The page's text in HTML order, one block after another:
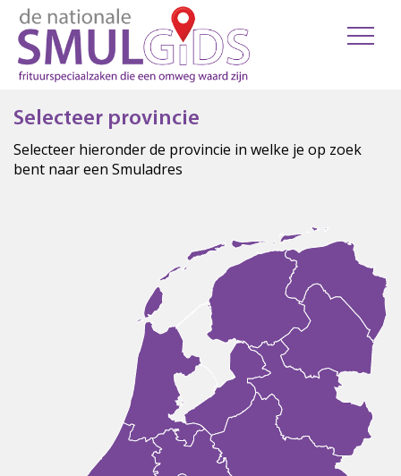
Selecteer provincie
Selecteer hieronder de provincie in welke je op zoek
bent naar een Smuladres